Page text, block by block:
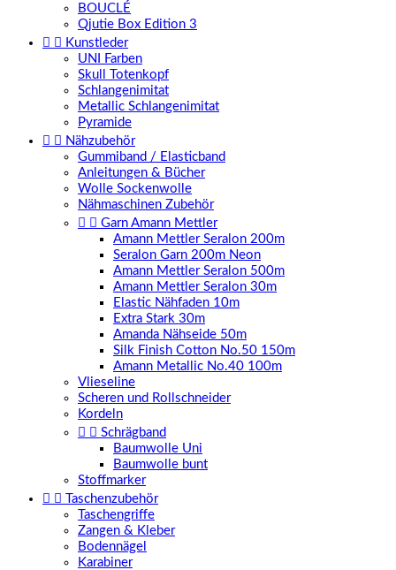
BOUCLÉ
Qjutie Box Edition 3
  Kunstleder
UNI Farben
Skull Totenkopf
Schlangenimitat
Metallic Schlangenimitat
Pyramide
  Nähzubehör
Gummiband / Elasticband
Anleitungen & Bücher
Wolle Sockenwolle
Nähmaschinen Zubehör
  Garn Amann Mettler
Amann Mettler Seralon 200m
Seralon Garn 200m Neon
Amann Mettler Seralon 500m
Amann Mettler Seralon 30m
Elastic Nähfaden 10m
Extra Stark 30m
Amanda Nähseide 50m
Silk Finish Cotton No.50 150m
Amann Metallic No.40 100m
Vlieseline
Scheren und Rollschneider
Kordeln
  Schrägband
Baumwolle Uni
Baumwolle bunt
Stoffmarker
 
Taschenzubehör
Taschengriffe
Zangen & Kleber
Bodennägel
Karabiner